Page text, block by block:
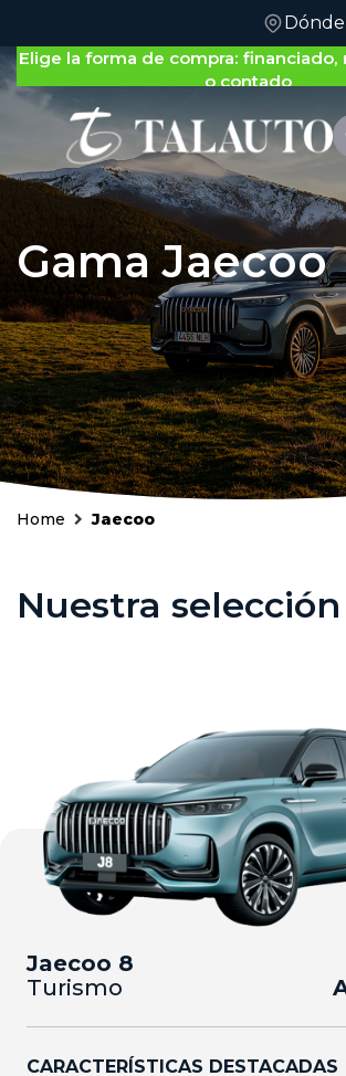
Elige la forma de compra: financiado,
o contado
Por Tipo de Vehículo
Gama Jaecoo
Home Jaecoo
Nuestra
Jaecoo 8
Turismo
CARACTERÍSTICAS DESTACADAS